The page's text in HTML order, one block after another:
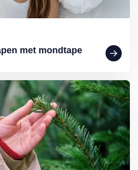
met mondtape
van Essen: Huiduitslag van de